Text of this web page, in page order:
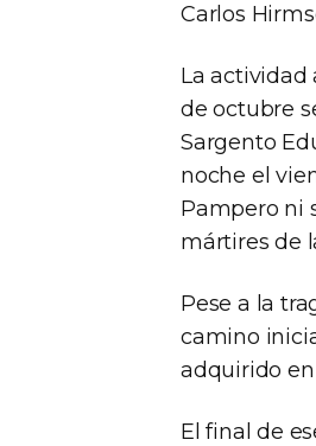
Carlos
La actividad
de octubre
Sargento
noche el
Pampero ni
mártires de
Pese a la
camino
adquirido
El final de